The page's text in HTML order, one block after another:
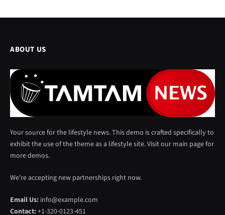
ABOUT US
Your source for the lifestyle news. This demo is crafted specifically to
exhibit the use of the theme as a lifestyle site. Visit our main page for
more demos.
We're accepting new partnerships right now.
Email Us: info@example.com
Contact:+1-320-0123-451